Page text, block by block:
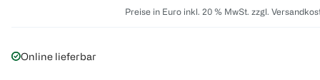
Preise in Euro inkl. 20 % MwSt. zzgl.
Online lieferbar